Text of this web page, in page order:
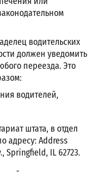
водительских
должен уведомить
переезда. Это
водителей,
штата, в отдел
адресу: Address
Springfield, IL 62723.